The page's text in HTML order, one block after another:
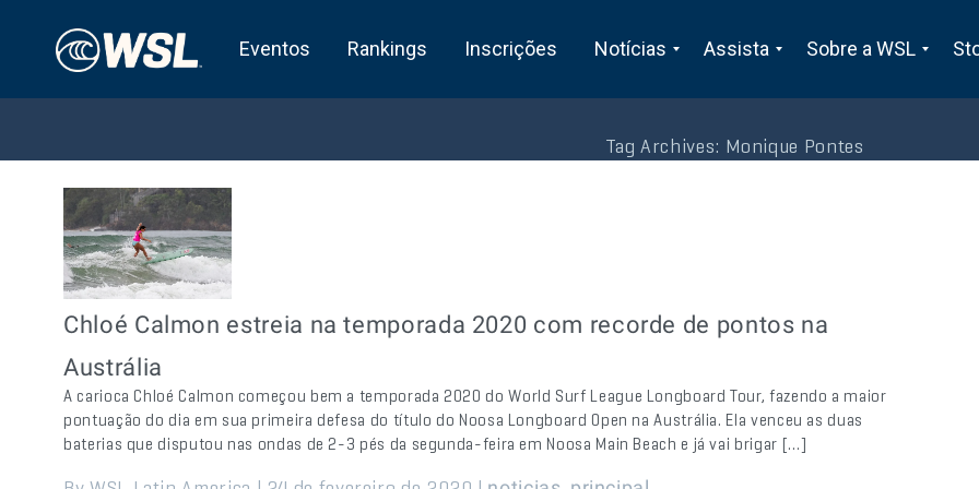
Eventos Rankings Inscrições Notícias Assista Sobre a WSL
Tag Archives: Monique Pontes
Chloé Calmon estreia na temporada 2020 com recorde de pontos na
Austrália
A carioca Chloé Calmon começou bem a temporada 2020 do World Surf League Longboard Tour, fazendo a maior
pontuação do dia em sua primeira defesa do título do Noosa Longboard Open na Austrália. Ela venceu as duas
baterias que disputou nas ondas de 2-3 pés da segunda-feira em Noosa Main Beach e já vai brigar […]